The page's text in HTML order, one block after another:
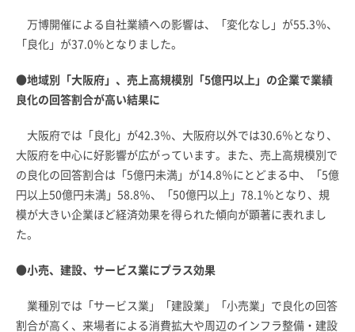
万博開催による自社業績への影響は、「変化なし」が55.3％、
「良化」が37.0％となりました。
●地域別「大阪府」、売上高規模別「5億円以上」の企業で業績
良化の回答割合が高い結果に
大阪府では「良化」が42.3％、大阪府以外では30.6％となり、
大阪府を中心に好影響が広がっています。また、売上高規模別で
の良化の回答割合は「5億円未満」が14.8％にとどまる中、「5億
円以上50億円未満」58.8％、「50億円以上」78.1％となり、規
模が大きい企業ほど経済効果を得られた傾向が顕著に表れまし
た。
●小売、建設、サービス業にプラス効果
業種別では「サービス業」「建設業」「小売業」で良化の回答
割合が高く、来場者による消費拡大や周辺のインフラ整備・建設